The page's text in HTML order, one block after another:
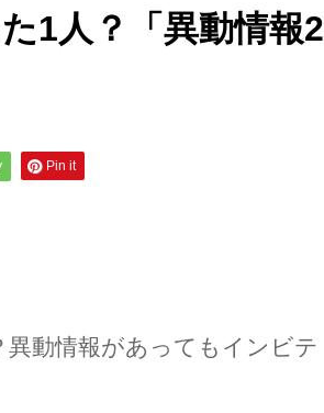
1人？「異動情報2
Pin it
動情報があってもインビテ